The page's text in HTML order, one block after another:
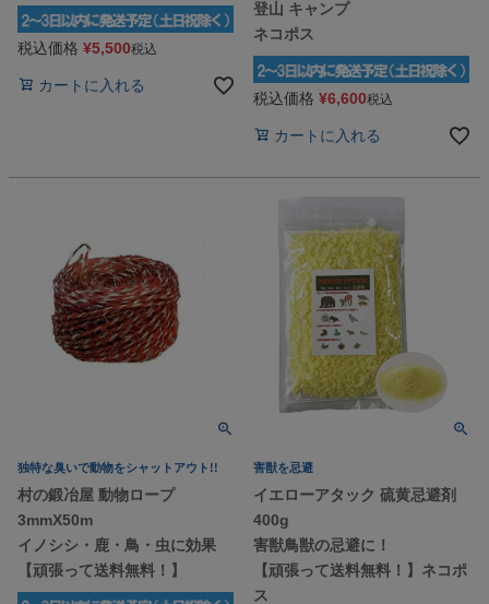
税込価格 ¥5,500税込
カートに入れる
登山 キャンプ
ネコポス
税込価格 ¥6,600税込
カートに入れる
独特な臭いで動物をシャットアウト!!
村の鍛冶屋 動物ロープ
3mmX50m
イノシシ・鹿・鳥・虫に効果
【頑張って送料無料！】
害獣を忌避
イエローアタック 硫黄忌避剤
400g
害獣鳥獣の忌避に！
【頑張って送料無料！】ネコポ
ス